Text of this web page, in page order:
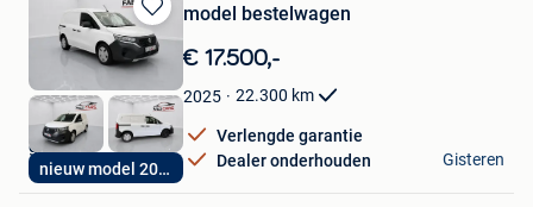
Bewaren
in
Mijn
Favorieten
nieuw model 2025
model bestelwagen
€ 17.500,-
2025 22.300 km
Verlengde garantie
Dealer onderhouden
geert
Putte
Gisteren